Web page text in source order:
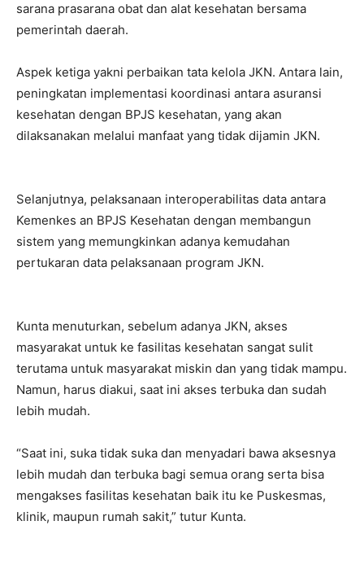
sarana prasarana obat dan alat kesehatan bersama
pemerintah daerah.
Aspek ketiga yakni perbaikan tata kelola JKN. Antara lain,
peningkatan implementasi koordinasi antara asuransi
kesehatan dengan BPJS kesehatan, yang akan
dilaksanakan melalui manfaat yang tidak dijamin JKN.
Selanjutnya, pelaksanaan interoperabilitas data antara
Kemenkes an BPJS Kesehatan dengan membangun
sistem yang memungkinkan adanya kemudahan
pertukaran data pelaksanaan program JKN.
Kunta menuturkan, sebelum adanya JKN, akses
masyarakat untuk ke fasilitas kesehatan sangat sulit
terutama untuk masyarakat miskin dan yang tidak mampu.
Namun, harus diakui, saat ini akses terbuka dan sudah
lebih mudah.
“Saat ini, suka tidak suka dan menyadari bawa aksesnya
lebih mudah dan terbuka bagi semua orang serta bisa
mengakses fasilitas kesehatan baik itu ke Puskesmas,
klinik, maupun rumah sakit,” tutur Kunta.